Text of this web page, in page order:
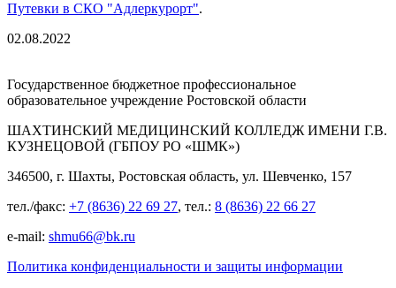
Путевки в СКО "Адлеркурорт".
02.08.2022
Государственное бюджетное профессиональное
образовательное учреждение Ростовской области
ШАХТИНСКИЙ МЕДИЦИНСКИЙ КОЛЛЕДЖ ИМЕНИ Г.В.
КУЗНЕЦОВОЙ (ГБПОУ РО «ШМК»)
346500, г. Шахты, Ростовская область, ул. Шевченко, 157
тел./факс: +7 (8636) 22 69 27, тел.: 8 (8636) 22 66 27
e-mail: shmu66@bk.ru
Политика конфиденциальности и защиты информации